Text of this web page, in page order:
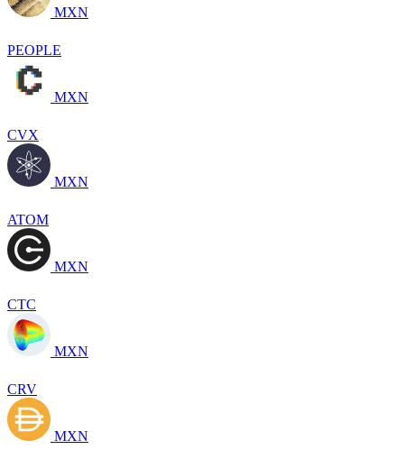
MXN
PEOPLE
MXN
CVX
MXN
ATOM
MXN
CTC
MXN
CRV
MXN